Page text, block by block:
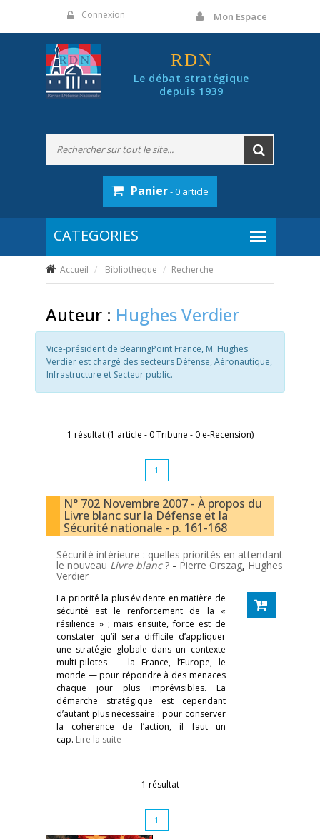
Connexion Mon Espace
RDN
Le débat stratégique
depuis 1939
Panier- 0 article
Accueil Bibliothèque Recherche
Auteur : Hughes Verdier
Vice-président de BearingPoint France, M. Hughes
Verdier est chargé des secteurs Défense, Aéronautique,
Infrastructure et Secteur public.
1 résultat (1 article - 0 Tribune - 0 e-Recension)
1
N° 702 Novembre 2007 - À propos du
Livre blanc sur la Défense et la
Sécurité nationale - p. 161-168
Sécurité intérieure : quelles priorités en attendant
le nouveau Livre blanc? - Pierre Orszag, Hughes
Verdier
La priorité la plus évidente en matière de
sécurité est le renforcement de la «
résilience » ; mais ensuite, force est de
constater qu’il sera difficile d’appliquer
une stratégie globale dans un contexte
multi-pilotes — la France, l’Europe, le
monde — pour répondre à des menaces
chaque jour plus imprévisibles. La
démarche stratégique est cependant
d’autant plus nécessaire : pour conserver
la cohérence de l’action, il faut un
cap. Lire la suite
1 résultat
1